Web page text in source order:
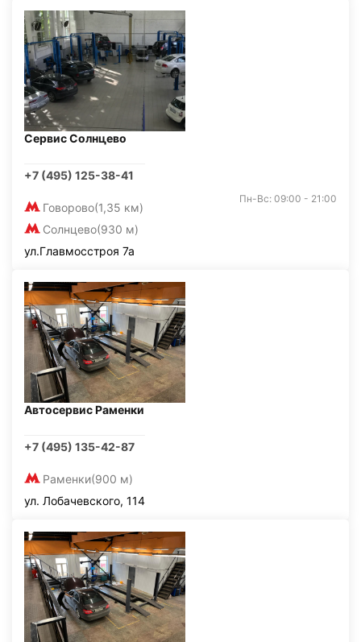
Сервис Солнцево
+7 (495) 125-38-41
Говорово(1,35 км)
Солнцево(930 м)
Пн-Вс: 09:00 - 21:00
ул.Главмосстроя 7а
Автосервис Раменки
+7 (495) 135-42-87
Раменки(900 м)
ул. Лобачевского, 114